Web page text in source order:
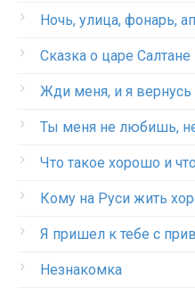
Ночь, улица, фонарь,
Сказка о царе Салтане
Жди меня, и я вернусь
Ты меня не любишь,
Что такое хорошо и
Кому на Руси жить
Я пришел к тебе с
Незнакомка